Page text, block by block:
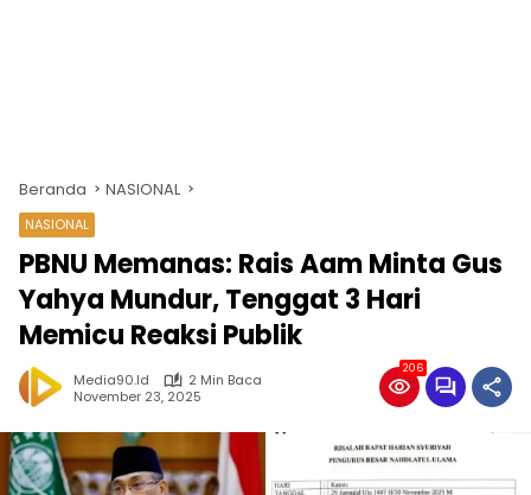
Beranda NASIONAL
NASIONAL
PBNU Memanas: Rais Aam Minta Gus
Yahya Mundur, Tenggat 3 Hari
Memicu Reaksi Publik
Media90.id
2 Min Baca
November 23, 2025
206